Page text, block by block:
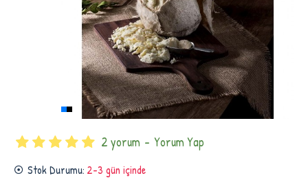
Stok Durumu: 2-3 gün içinde
2 yorum - Yorum Yap